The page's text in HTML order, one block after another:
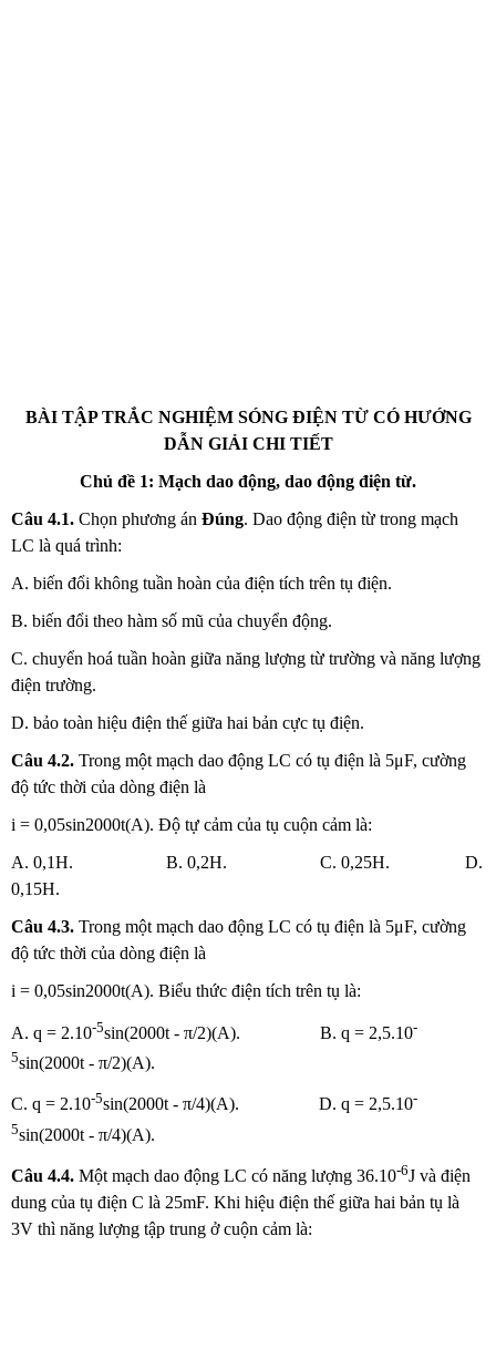
BÀI TẬP TRẮC NGHIỆM SÓNG ĐIỆN TỪ CÓ HƯỚNG
DẪN GIẢI CHI TIẾT
Chủ đề 1: Mạch dao động, dao động điện từ.
Câu 4.1. Chọn phương án Đúng. Dao động điện từ trong mạch
LC là quá trình:
A. biến đổi không tuần hoàn của điện tích trên tụ điện.
B. biến đổi theo hàm số mũ của chuyển động.
C. chuyển hoá tuần hoàn giữa năng lượng từ trường và năng lượng
điện trường.
D. bảo toàn hiệu điện thế giữa hai bản cực tụ điện.
Câu 4.2. Trong một mạch dao động LC có tụ điện là 5μF, cường
độ tức thời của dòng điện là
i = 0,05sin2000t(A). Độ tự cảm của tụ cuộn cảm là:
A. 0,1H. B. 0,2H. C. 0,25H. D.
0,15H.
Câu 4.3. Trong một mạch dao động LC có tụ điện là 5μF, cường
độ tức thời của dòng điện là
i = 0,05sin2000t(A). Biểu thức điện tích trên tụ là:
A. q = 2.10-5sin(2000t - π/2)(A). B. q = 2,5.10-
5sin(2000t - π/2)(A).
C. q = 2.10-5sin(2000t - π/4)(A). D. q = 2,5.10-
5sin(2000t - π/4)(A).
Câu 4.4. Một mạch dao động LC có năng lượng 36.10-6J và điện
dung của tụ điện C là 25mF. Khi hiệu điện thế giữa hai bản tụ là
3V thì năng lượng tập trung ở cuộn cảm là: